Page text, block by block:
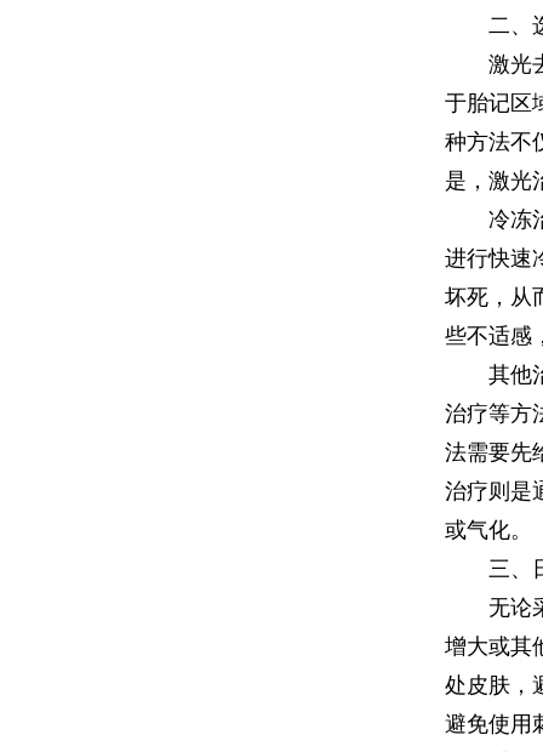
二、选
激光去
于胎记区
种方法不
是，激光
冷冻治
进行快速
坏死，从
些不适感
其他治
治疗等方
法需要先
治疗则是
或气化。
三、日
无论采
增大或其
处皮肤，
避免使用